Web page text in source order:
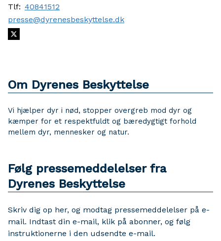
Tlf: 40841512
presse@dyrenesbeskyttelse.dk
Om Dyrenes Beskyttelse
Vi hjælper dyr i nød, stopper overgreb mod dyr og
kæmper for et respektfuldt og bæredygtigt forhold
mellem dyr, mennesker og natur.
Følg pressemeddelelser fra
Dyrenes Beskyttelse
Skriv dig op her, og modtag pressemeddelelser på e-
mail. Indtast din e-mail, klik på abonner, og følg
instruktionerne i den udsendte e-mail.